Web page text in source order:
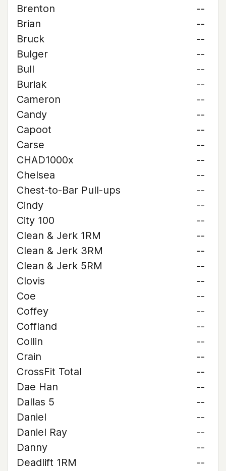
Brenton
--
Brian
--
Bruck
--
Bulger
--
Bull
--
Buriak
--
Cameron
--
Candy
--
Capoot
--
Carse
--
CHAD1000x
--
Chelsea
--
Chest-to-Bar Pull-ups
--
Cindy
--
City 100
--
Clean & Jerk 1RM
--
Clean & Jerk 3RM
--
Clean & Jerk 5RM
--
Clovis
--
Coe
--
Coffey
--
Coffland
--
Collin
--
Crain
--
CrossFit Total
--
Dae Han
--
Dallas 5
--
Daniel
--
Daniel Ray
--
Danny
--
Deadlift 1RM
--